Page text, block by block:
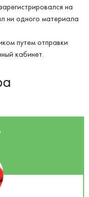
на
ни одного материала
путем отправки
кабинет.